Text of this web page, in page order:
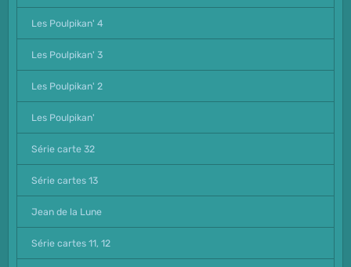
Les Poulpikan' 4
Les Poulpikan' 3
Les Poulpikan' 2
Les Poulpikan'
Série carte 32
Série cartes 13
Jean de la Lune
Série cartes 11, 12